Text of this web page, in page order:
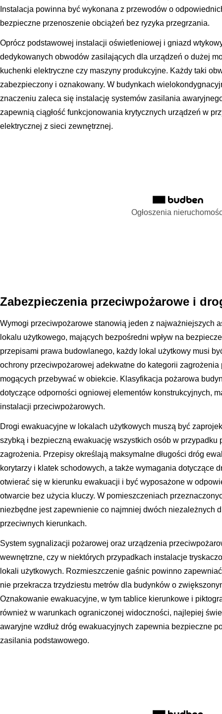
Instalacja powinna być wykonana z przewodów o
bezpieczne przenoszenie obciążeń bez ryzyka przegrzania.
Oprócz podstawowej instalacji oświetleniowej i gniazd
dedykowanych obwodów zasilających dla urządzeń o dużej
kuchenki elektryczne czy maszyny produkcyjne. Każdy taki
zabezpieczony i oznakowany. W budynkach
znaczeniu zaleca się instalację systemów zasilania
zapewnią ciągłość funkcjonowania krytycznych urządzeń w
elektrycznej z sieci zewnętrznej.
Ogłoszenia
Zabezpieczenia przeciwpożarowe i
Wymogi przeciwpożarowe stanowią jeden z najważniejszych
lokalu użytkowego, mających bezpośredni wpływ na
przepisami prawa budowlanego, każdy lokal użytkowy musi
ochrony przeciwpożarowej adekwatne do kategorii
mogących przebywać w obiekcie. Klasyfikacja pożarowa
dotyczące odporności ogniowej elementów konstrukcyjnych,
instalacji przeciwpożarowych.
Drogi ewakuacyjne w lokalach użytkowych muszą być
szybką i bezpieczną ewakuację wszystkich osób w przypadku
zagrożenia. Przepisy określają maksymalne długości dróg
korytarzy i klatek schodowych, a także wymagania dotyczące
otwierać się w kierunku ewakuacji i być wyposażone w
otwarcie bez użycia kluczy. W pomieszczeniach
niezbędne jest zapewnienie co najmniej dwóch niezależnych
przeciwnych kierunkach.
System sygnalizacji pożarowej oraz urządzenia
wewnętrzne, czy w niektórych przypadkach instalacje
lokali użytkowych. Rozmieszczenie gaśnic powinno
nie przekracza trzydziestu metrów dla budynków o
Oznakowanie ewakuacyjne, w tym tablice kierunkowe i
również w warunkach ograniczonej widoczności, najlepiej
awaryjne wzdłuż dróg ewakuacyjnych zapewnia bezpieczne
zasilania podstawowego.